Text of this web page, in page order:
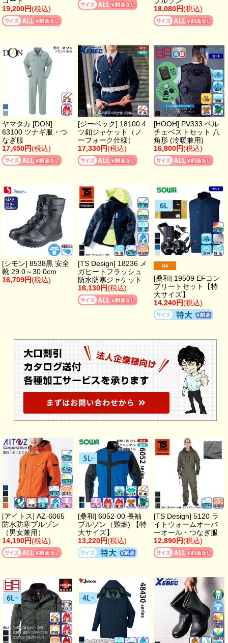
19,200円(税込)
18,080円(税込)
ヤマタカ [DON]
63100 ツナギ服・つ
なぎ服
17,450円(税込)
[ジーベック] 18100 4
ツ釦ジャケット（ノ
ーフォーク仕様）
17,330円(税込)
[HOOH] PV333 ペル
チェベストセット 八
角形 (冷暖兼用)
16,800円(税込)
[シモン] 8538黒 安全
靴 29.0～30.0cm
16,709円(税込)
[TS Design] 18236 メ
ガヒートフラッシュ
防水防寒ジャケット
16,130円(税込)
[桑和] 19509 EFコン
プリートセット【特
大サイズ】
14,240円(税込)
[アイトス] AZ-6065
防水防寒ブルゾン
（男女兼用）
14,190円(税込)
[桑和] 6052-00 長袖
ブルゾン（難燃) 【特
大サイズ】
13,220円(税込)
[TS Design] 5120 ラ
イトウォームオーバ
ーオール・つなぎ服
12,890円(税込)